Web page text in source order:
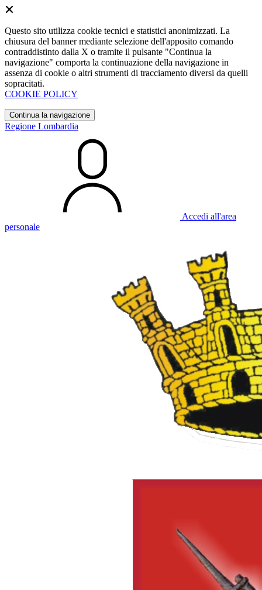
Questo sito utilizza cookie tecnici e statistici anonimizzati. La
chiusura del banner mediante selezione dell'apposito comando
contraddistinto dalla X o tramite il pulsante "Continua la
navigazione" comporta la continuazione della navigazione in
assenza di cookie o altri strumenti di tracciamento diversi da quelli
sopracitati.
COOKIE POLICY
Continua la navigazione
Regione Lombardia
Accedi all'area
personale